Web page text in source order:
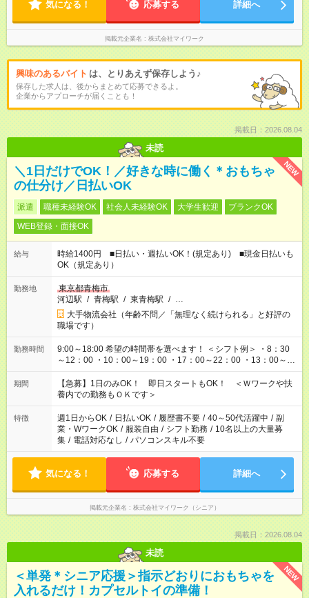
気になる！ 応募する 詳細へ
掲載元企業名 株式会社マイワーク
興味のあるバイト は、とりあえず保存しよう♪
保存した求人は、後からまとめて応募できるよ。
企業からアプローチが届くことも！
掲載日：2026.08.04
未読
NEW
＼1日だけでOK！／好きな時に働く＊おもちゃ
の仕分け／日払いOK
派遣 職種未経験OK 社会人未経験OK 大学生歓迎
ブランクOK
WEB登録・面接OK
給与
時給1400円 ■日払い・週払いOK！(規定あり) ■現金日払いも
OK（規定あり）
勤務地
東京都青梅市
河辺駅 / 青梅駅 / 東青梅駅 / …
大手物流会社（年齢不問／「無理なく続けられる」と好評の
職場です）
勤務時間
9:00～18:00 希望の時間帯を選べます！ ＜シフト例＞ ・8：30
～12：00 ・10：00～19：00 ・17：00～22：00 ・13：00～
22：00 ・22：00～翌6：00 など
期間
【急募】1日のみOK！ 即日スタートもOK！ ＜Ｗワークや扶
養内での勤務もＯＫです＞
特徴 週1日からOK / 日払いOK / 履歴書不要 / 40～50代活躍中 / 副
業・WワークOK / 服装自由 / シフト勤務 / 10名以上の大量募
集 / 電話対応なし / パソコンスキル不要
気になる！ 応募する 詳細へ
掲載元企業名 株式会社マイワーク（シニア）
掲載日：2026.08.04
未読
NEW
＜単発＊シニア応援＞指示どおりにおもちゃを
入れるだけ！カプセルトイの準備！